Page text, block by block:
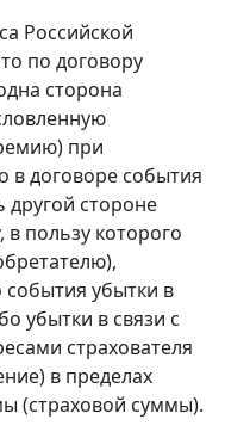
Российской
по договору
сторона
при
в договоре события
другой стороне
пользу которого
события убытки в
убытки в связи с
страхователя
в пределах
(страховой суммы).